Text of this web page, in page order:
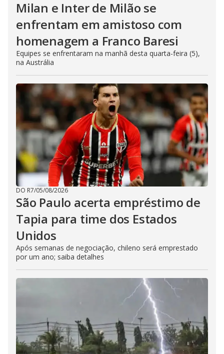
Milan e Inter de Milão se
enfrentam em amistoso com
homenagem a Franco Baresi
Equipes se enfrentaram na manhã desta quarta-feira (5),
na Austrália
DO R7/05/08/2026
São Paulo acerta empréstimo de
Tapia para time dos Estados
Unidos
Após semanas de negociação, chileno será emprestado
por um ano; saiba detalhes